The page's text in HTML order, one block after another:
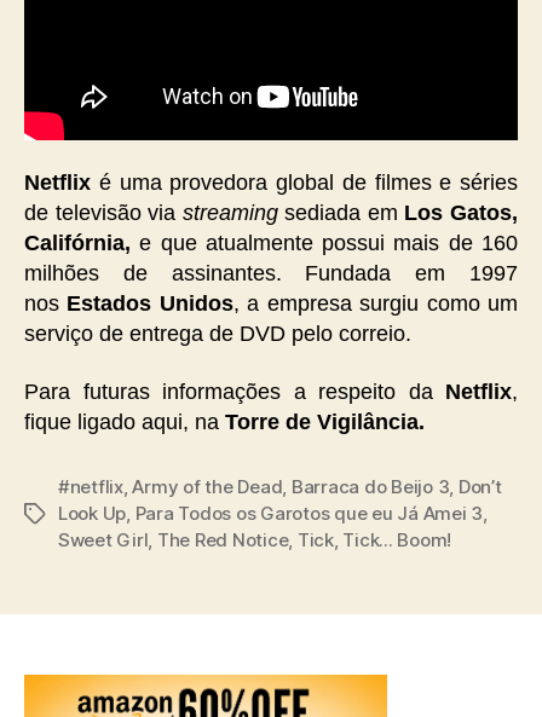
Netflix é uma provedora global de filmes e séries
de televisão via streamingsediada em Los Gatos,
Califórnia, e que atualmente possui mais de 160
milhões de assinantes. Fundada em 1997
nos Estados Unidos, a empresa surgiu como um
serviço de entrega de DVD pelo correio.
Para futuras informações a respeito da Netflix,
fique ligado aqui, na Torre de Vigilância.
Tags
#netflix,Army of the Dead Barraca do Beijo 3 Don’t
Look Up Para Todos os Garotos que eu Já Amei 3
Sweet Girl The Red Notice, Tick, Tick... Boom!